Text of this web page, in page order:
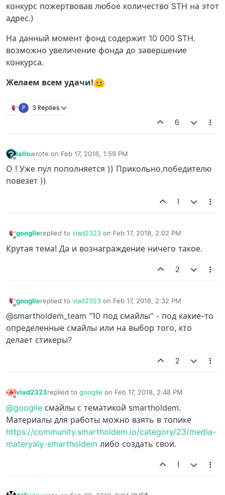
конкурс пожертвовав любое количество STH на этот
адрес.)
На данный момент фонд содержит 10 000 STH.
возможно увеличение фонда до завершение
конкурса.
Желаем всем удачи!
P 3 Replies
6
Iallowrote on Feb 17, 2018, 1:59 PM
last edited by
О ! Уже пул пополняется )) Прикольно,победителю
повезет ))
1
googllereplied to vlad2323 on Feb 17, 2018, 2:02 PM
last edited by
Крутая тема! Да и вознаграждение ничего такое.
2
googllereplied to vlad2323 on Feb 17, 2018, 2:32 PM
last edited by
@smartholdem_team "10 под смайлы" - под какие-то
определенные смайлы или на выбор того, кто
делает стикеры?
2
vlad2323replied to googlle on Feb 17, 2018, 2:48 PM
last edited by
@googlle смайлы с тематикой smartholdem.
Материалы для работы можно взять в топике
https://community.smartholdem.io/category/23/media-
materyaly-smartholdem либо создать свои.
1